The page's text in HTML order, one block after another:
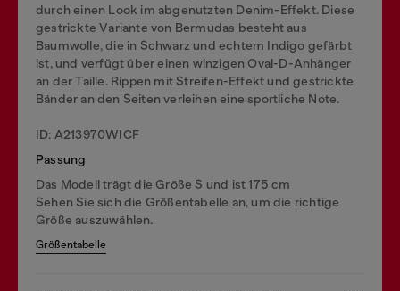
durch einen Look im abgenutzten Denim-Effekt. Diese
gestrickte Variante von Bermudas besteht aus
Baumwolle, die in Schwarz und echtem Indigo gefärbt
ist, und verfügt über einen winzigen Oval-D-Anhänger
an der Taille. Rippen mit Streifen-Effekt und gestrickte
Bänder an den Seiten verleihen eine sportliche Note.
ID: A213970WICF
Passung
Das Modell trägt die Größe S und ist 175 cm
Sehen Sie sich die Größentabelle an, um die richtige
Größe auszuwählen.
Größentabelle